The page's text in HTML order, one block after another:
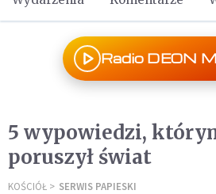
Radio DEON
5 wypowiedzi,
poruszył świat
KOŚCIÓŁ SERWIS PAPIESKI